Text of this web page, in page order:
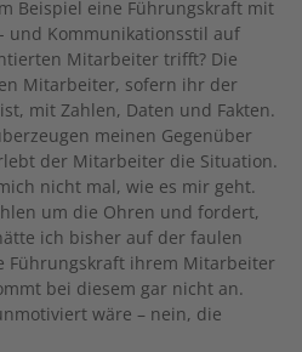
Beispiel eine Führungskraft mit
und Kommunikationsstil auf
Mitarbeiter trifft? Die
Mitarbeiter, sofern ihr der
mit Zahlen, Daten und Fakten.
meinen Gegenüber
der Mitarbeiter die Situation.
nicht mal, wie es mir geht.
um die Ohren und fordert,
ich bisher auf der faulen
Führungskraft ihrem Mitarbeiter
bei diesem gar nicht an.
wäre – nein, die